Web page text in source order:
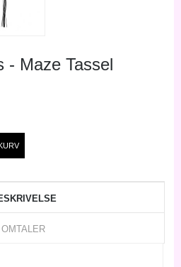
- Maze Tassel
OMTALER